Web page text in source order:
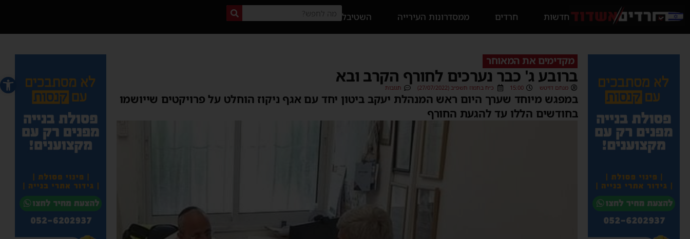
פתח
חדשות חרדים ממסדרונות העירייה השטיבל
מקדימים את המאוחר
ברובע ג' כבר נערכים לחורף הקרב ובא
מנחם דויטש 15:00 כ״ח בתמוז תשפ״ב (27/07/2022) תגובות
במפגש מיוחד שערך היום ראש המנהלת יעקב ביטון יחד עם אגף ניקוז הוחלט על פרויקטים שייושמו
בחודשים הללו עד להגעת החורף